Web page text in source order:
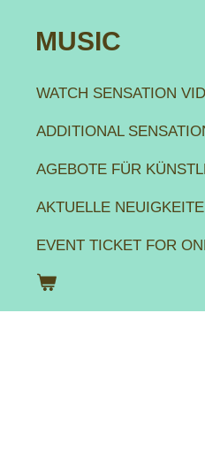
Zum
springen
MUSIC
WATCH SENSATION
ADDITIONAL
AGEBOTE FÜR
AKTUELLE
EVENT TICKET FOR